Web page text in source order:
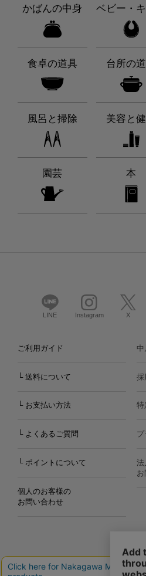
かばんの中身 ベビー・
食卓の道具 台所の
風呂と掃除 美容と
園芸 本
LINE Instagram X
ご利用ガイド
└ 送料について
└ お支払い方法
└ よくあるご質問
└ ポイントについて
個人のお客様の
お問い合わせ
中
採
特
法